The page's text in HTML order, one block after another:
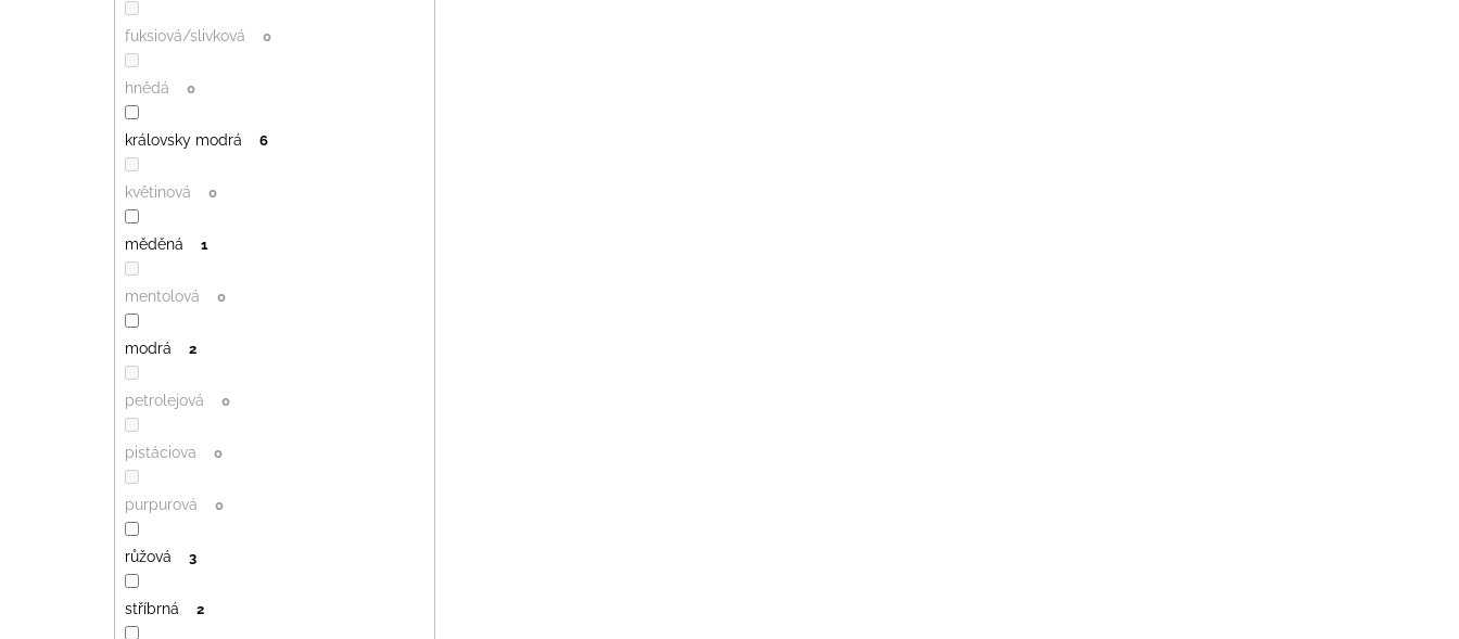
fuksiová/slivková 0
hnědá 0
královsky modrá 6
květinová 0
měděná 1
mentolová 0
modrá 2
petrolejová 0
pistáciova 0
purpurová 0
růžová 3
stříbrná 2